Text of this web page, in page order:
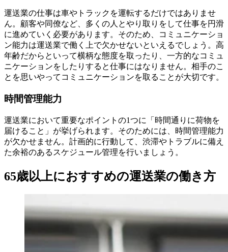
運送業の仕事は車やトラックを運転するだけではありませ
ん。顧客や同僚など、多くの人とやり取りをして仕事を円滑
に進めていく必要があります。そのため、コミュニケーショ
ン能力は運送業で働く上で欠かせないといえるでしょう。高
年齢だからといって横柄な態度を取ったり、一方的なコミュ
ニケーションをしたりすると仕事にはなりません。相手のこ
とを思いやってコミュニケーションを取ることが大切です。
時間管理能力
運送業において重要なポイントの1つに「時間通りに荷物を
届けること」が挙げられます。そのためには、時間管理能力
が欠かせません。計画的に行動して、渋滞やトラブルに備え
た余裕のあるスケジュール管理を行いましょう。
65歳以上におすすめの運送業の働き方